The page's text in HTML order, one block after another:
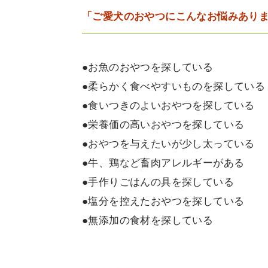
「ご愛犬のおやつにこんなお悩みあり
●お魚のおやつを探している
●柔らかく食べやすいものを探している
●食いつきのよいおやつを探している
●栄養価の高いおやつを探している
●おやつを与えたいが少し太っている
●牛、鶏など畜肉アレルギーがある
●手作りごはんの具を探している
●塩分を控えたおやつを探している
●無添加の食材を探している